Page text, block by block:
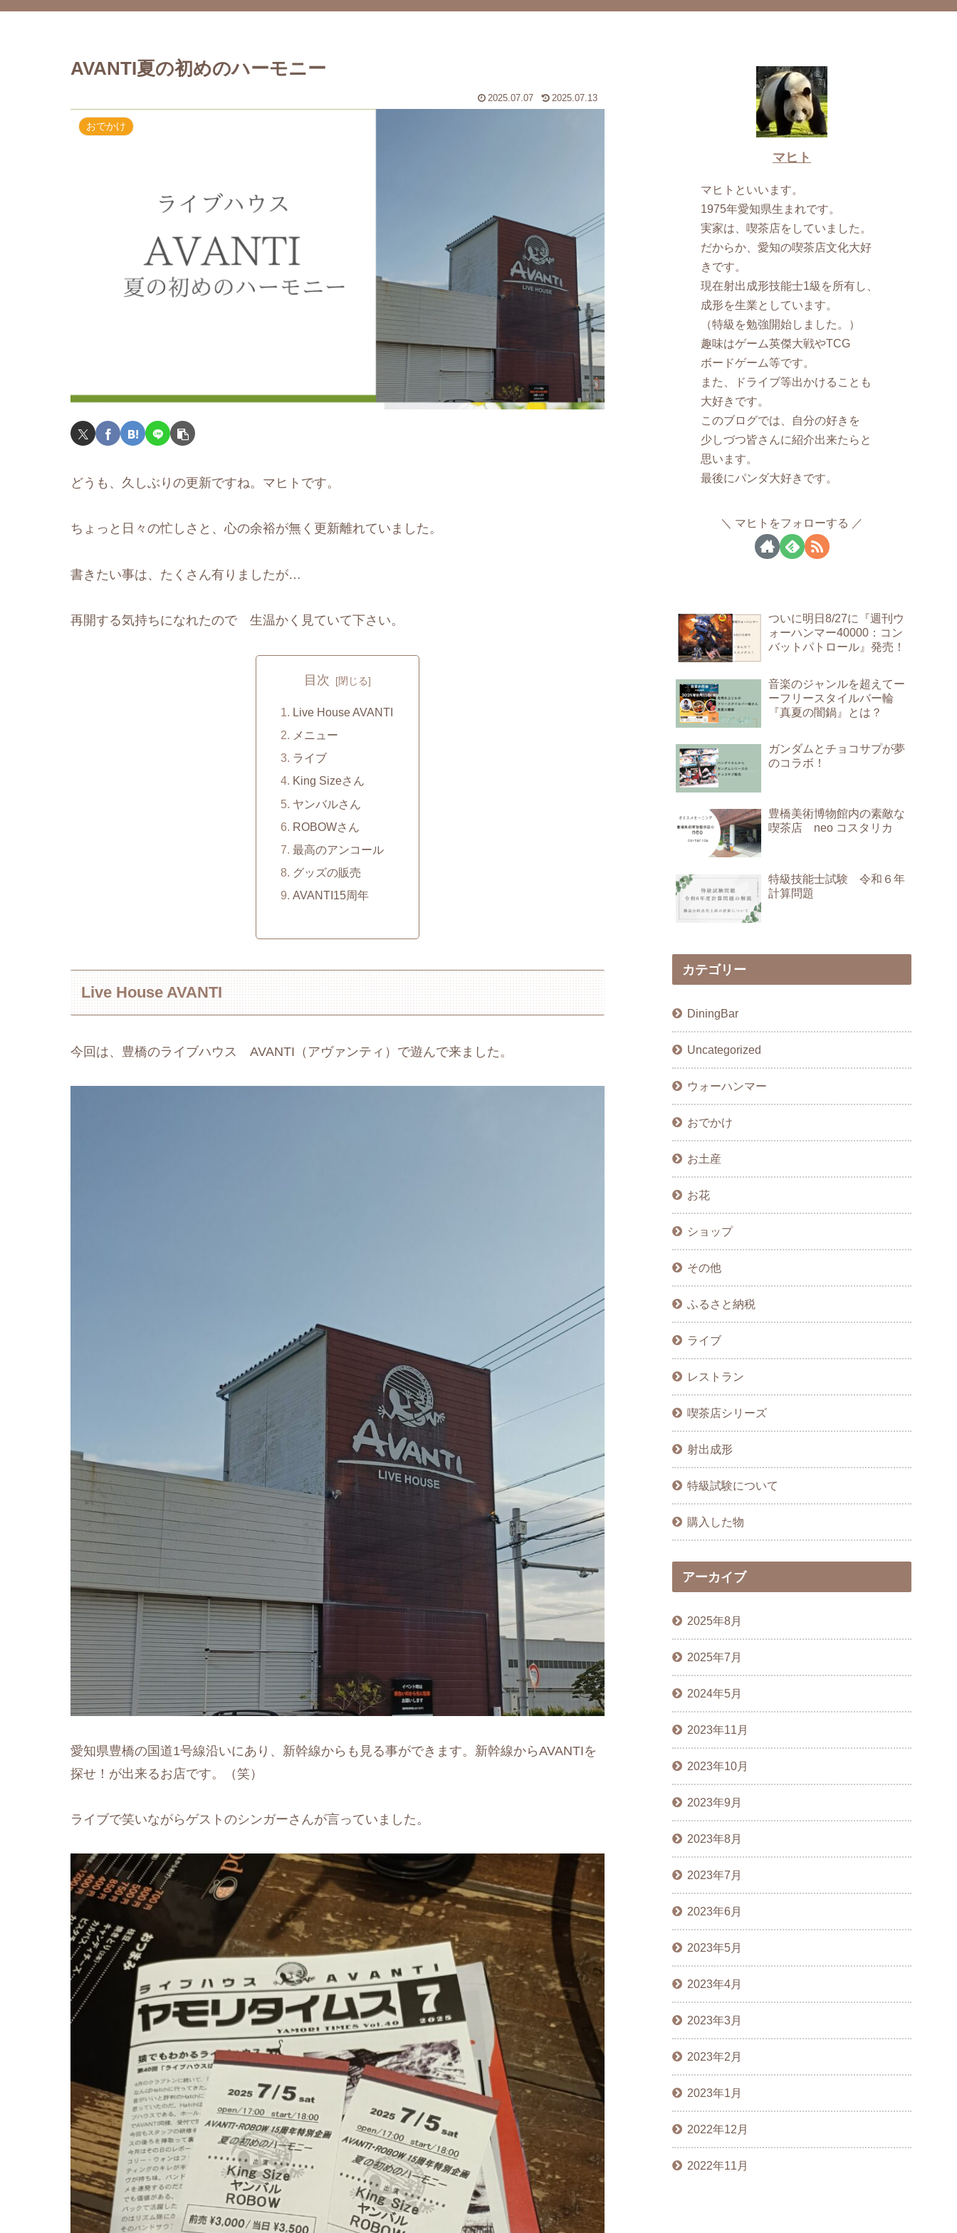
AVANTI夏の初めのハーモニー
2025.07.07 2025.07.13
おでかけ
どうも、久しぶりの更新ですね。マヒトです。
ちょっと日々の忙しさと、心の余裕が無く更新離れていました。
書きたい事は、たくさん有りましたが…
再開する気持ちになれたので 生温かく見ていて下さい。
目次
Live House AVANTI
メニュー
ライブ
King Sizeさん
ヤンバルさん
ROBOWさん
最高のアンコール
グッズの販売
AVANTI15周年
Live House AVANTI
今回は、豊橋のライブハウス AVANTI（アヴァンティ）で遊んで来ました。
愛知県豊橋の国道1号線沿いにあり、新幹線からも見る事ができます。新幹線からAVANTIを
探せ！が出来るお店です。（笑）
ライブで笑いながらゲストのシンガーさんが言っていました。
マヒト
マヒトといいます。
1975年愛知県生まれです。
実家は、喫茶店をしていました。
だからか、愛知の喫茶店文化大好
きです。
現在射出成形技能士1級を所有し、
成形を生業としています。
（特級を勉強開始しました。）
趣味はゲーム英傑大戦やTCG
ボードゲーム等です。
また、ドライブ等出かけることも
大好きです。
このブログでは、自分の好きを
少しづつ皆さんに紹介出来たらと
思います。
最後にパンダ大好きです。
マヒトをフォローする
ついに明日8/27に『週刊ウ
ォーハンマー40000：コン
バットパトロール』発売！
音楽のジャンルを超えてー
ーフリースタイルバー輪
『真夏の闇鍋』とは？
ガンダムとチョコサプが夢
のコラボ！
豊橋美術博物館内の素敵な
喫茶店 neo コスタリカ
特級技能士試験 令和６年
計算問題
カテゴリー
DiningBar
Uncategorized
ウォーハンマー
おでかけ
お土産
お花
ショップ
その他
ふるさと納税
ライブ
レストラン
喫茶店シリーズ
射出成形
特級試験について
購入した物
アーカイブ
2025年8月
2025年7月
2024年5月
2023年11月
2023年10月
2023年9月
2023年8月
2023年7月
2023年6月
2023年5月
2023年4月
2023年3月
2023年2月
2023年1月
2022年12月
2022年11月